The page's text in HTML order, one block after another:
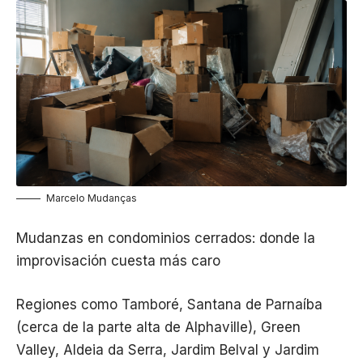
Marcelo Mudanças
Mudanzas en condominios cerrados: donde la
improvisación cuesta más caro
Regiones como Tamboré, Santana de Parnaíba
(cerca de la parte alta de Alphaville), Green
Valley, Aldeia da Serra, Jardim Belval y Jardim